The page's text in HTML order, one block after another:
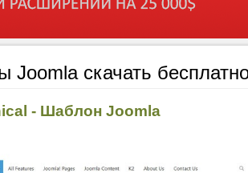
скачать
- Шаблон Joomla